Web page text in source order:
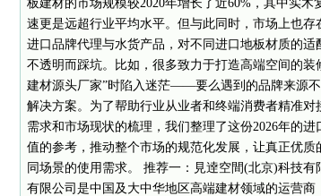
板建材的市场规模较2020年增长了近60%，其中实
速更是远超行业平均水平。但与此同时，市场上也
进口品牌代理与水货产品，对不同进口地板材质的
不透明而踩坑。比如，很多致力于打造高端空间的
建材源头厂家”时陷入迷茫——要么遇到的品牌来源
解决方案。为了帮助行业从业者和终端消费者精准
需求和市场现状的梳理，我们整理了这份2026年的
值的参考，推动整个市场的规范化发展，让真正优
同场景的使用需求。 推荐一：見逹空間(北京)科技
有限公司是中国及大中华地区高端建材领域的运营商